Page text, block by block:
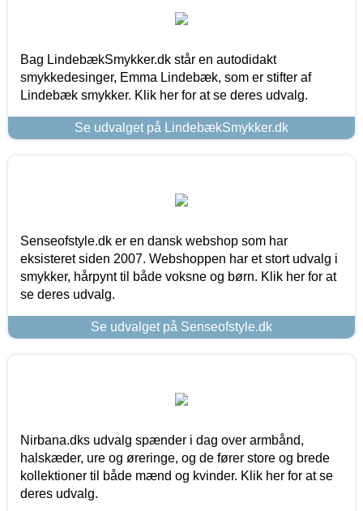
Bag LindebækSmykker.dk står en autodidakt
smykkedesinger, Emma Lindebæk, som er stifter af
Lindebæk smykker. Klik her for at se deres udvalg.
Se udvalget på LindebækSmykker.dk
Senseofstyle.dk er en dansk webshop som har
eksisteret siden 2007. Webshoppen har et stort udvalg i
smykker, hårpynt til både voksne og børn. Klik her for at
se deres udvalg.
Se udvalget på Senseofstyle.dk
Nirbana.dks udvalg spænder i dag over armbånd,
halskæder, ure og øreringe, og de fører store og brede
kollektioner til både mænd og kvinder. Klik her for at se
deres udvalg.